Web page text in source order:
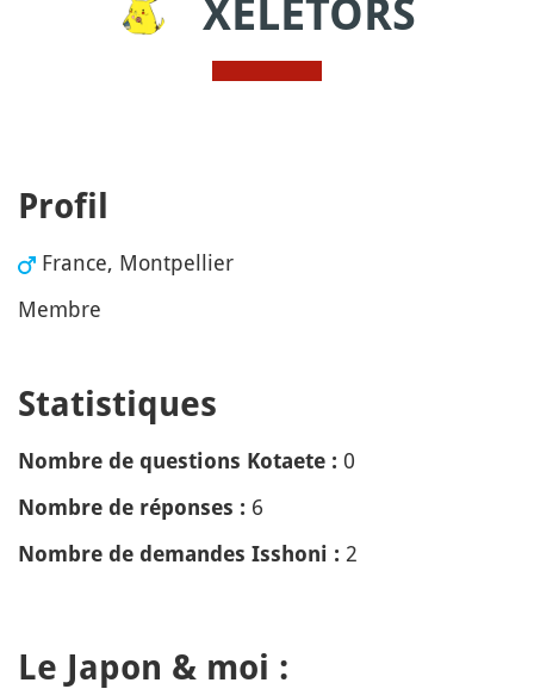
XELETORS
Profil
France, Montpellier
Membre
Statistiques
Nombre de questions Kotaete : 0
Nombre de réponses : 6
Nombre de demandes Isshoni : 2
Le Japon & moi :